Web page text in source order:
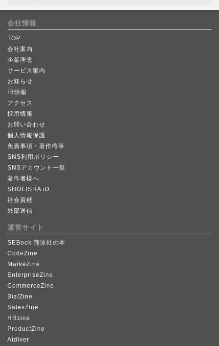
会社情報
TOP
会社案内
企業理念
サービス案内
お知らせ
IR情報
アクセス
採用情報
お問い合わせ
個人情報保護
免責事項・著作権等
SNS利用ポリシー
SNSアカウント一覧
著作者様へ
SHOEISHA iD
社会貢献
外部送信
運営サイト
SEBook 翔泳社の本
CodeZine
MarkeZine
EnterpriseZine
CommerceZine
Biz/Zine
SalesZine
HRzine
ProductZine
AIdiver